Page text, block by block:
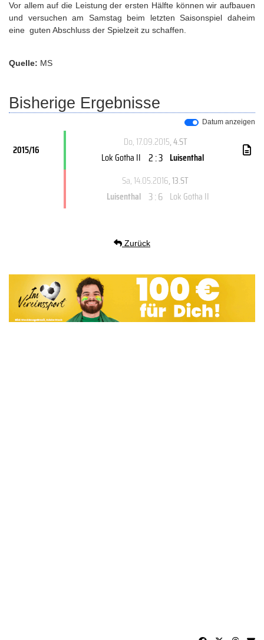
Vor allem auf die Leistung der ersten Hälfte können wir aufbauen
und versuchen am Samstag beim letzten Saisonspiel daheim
eine guten Abschluss der Spielzeit zu schaffen.
Quelle: MS
Bisherige Ergebnisse
Datum anzeigen
2015/16
Do, 17.09.2015, 4.ST
Lok Gotha II 2 : 3 Luisenthal
Sa, 14.05.2016, 13.ST
Luisenthal 3 : 6 Lok Gotha II
Zurück